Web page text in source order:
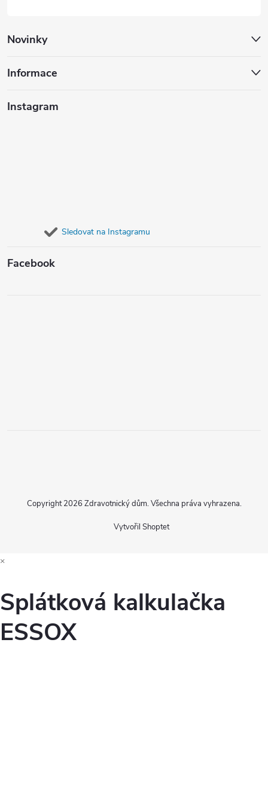
s
u
Novinky
Informace
Instagram
Sledovat na Instagramu
Facebook
Vytvořil Shoptet
Copyright 2026 Zdravotnický dům. Všechna práva vyhrazena.
×
Splátková kalkulačka
ESSOX